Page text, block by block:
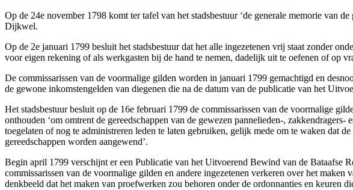
Op de 24e november 1798 komt ter tafel van het stadsbestuur ‘de generale memorie van
Dijkwel.
Op de 2e januari 1799 besluit het stadsbestuur dat het alle ingezetenen vrij staat zonder
voor eigen rekening of als werkgasten bij de hand te nemen, dadelijk uit te oefenen of op
De commissarissen van de voormalige gilden worden in januari 1799 gemachtigd en
de gewone inkomstengelden van diegenen die na de datum van de publicatie van het
Het stadsbestuur besluit op de 16e februari 1799 de commissarissen van de voormalige
onthouden ‘om omtrent de gereedschappen van de gewezen pannelieden-,
toegelaten of nog te administreren leden te laten gebruiken, gelijk mede om te waken dat
gereedschappen worden aangewend’.
Begin april 1799 verschijnt er een Publicatie van het Uitvoerend Bewind van de Bataafse
commissarissen van de voormalige gilden en andere ingezetenen verkeren over het
denkbeeld dat het maken van proefwerken zou behoren onder de ordonnanties en